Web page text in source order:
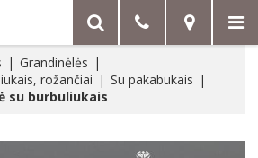
Grandinėlės
rožančiai
Su pakabukais
su burbuliukais